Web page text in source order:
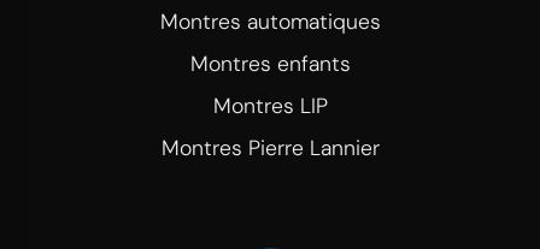
Montres automatiques
Montres enfants
Montres LIP
Montres Pierre Lannier